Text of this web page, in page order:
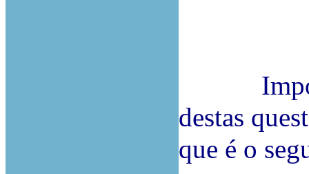
Importa
destas
que é o